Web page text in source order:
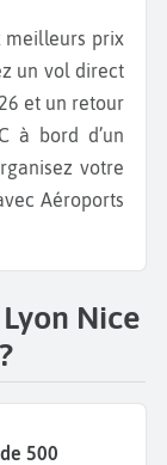
un vol direct
et un retour
à bord d’un
votre
Aéroports
Nice
500